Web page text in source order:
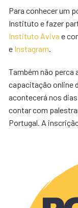
Para conhecer um
Instituto e fazer
Instituto Aviva e
e Instagram.
Também não perca
capacitação online
acontecerá nos
contar com
Portugal. A